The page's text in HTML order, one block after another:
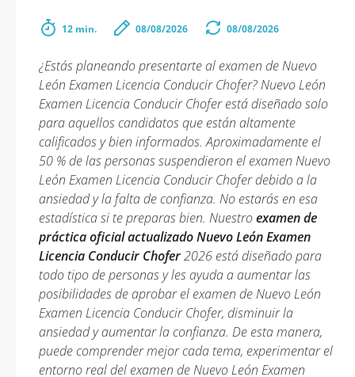
12 min. 08/08/2026 08/08/2026
¿Estás planeando presentarte al examen de Nuevo
León Examen Licencia Conducir Chofer? Nuevo León
Examen Licencia Conducir Chofer está diseñado solo
para aquellos candidatos que están altamente
calificados y bien informados. Aproximadamente el
50 % de las personas suspendieron el examen Nuevo
León Examen Licencia Conducir Chofer debido a la
ansiedad y la falta de confianza. No estarás en esa
estadística si te preparas bien. Nuestroexamen de
práctica oficial actualizado Nuevo León Examen
Licencia Conducir Chofer2026 está diseñado para
todo tipo de personas y les ayuda a aumentar las
posibilidades de aprobar el examen de Nuevo León
Examen Licencia Conducir Chofer, disminuir la
ansiedad y aumentar la confianza. De esta manera,
puede comprender mejor cada tema, experimentar el
entorno real del examen de Nuevo León Examen